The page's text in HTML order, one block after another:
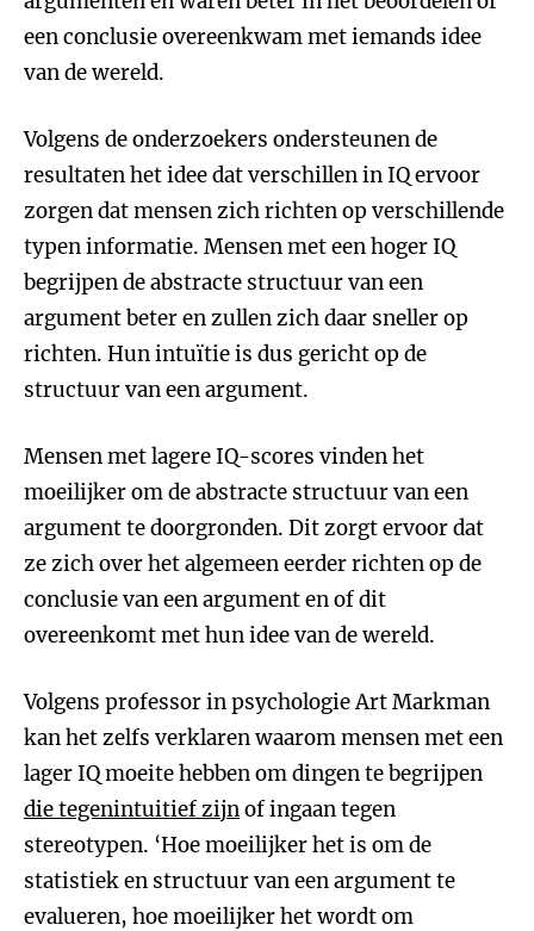
een conclusie overeenkwam met iemands idee
van de wereld.
Volgens de onderzoekers ondersteunen de
resultaten het idee dat verschillen in IQ ervoor
zorgen dat mensen zich richten op verschillende
typen informatie. Mensen met een hoger IQ
begrijpen de abstracte structuur van een
argument beter en zullen zich daar sneller op
richten. Hun intuïtie is dus gericht op de
structuur van een argument.
Mensen met lagere IQ-scores vinden het
moeilijker om de abstracte structuur van een
argument te doorgronden. Dit zorgt ervoor dat
ze zich over het algemeen eerder richten op de
conclusie van een argument en of dit
overeenkomt met hun idee van de wereld.
Volgens professor in psychologie Art Markman
kan het zelfs verklaren waarom mensen met een
lager IQ moeite hebben om dingen te begrijpen
die tegenintuitief zijnof ingaan tegen
stereotypen. ‘Hoe moeilijker het is om de
statistiek en structuur van een argument te
evalueren, hoe moeilijker het wordt om